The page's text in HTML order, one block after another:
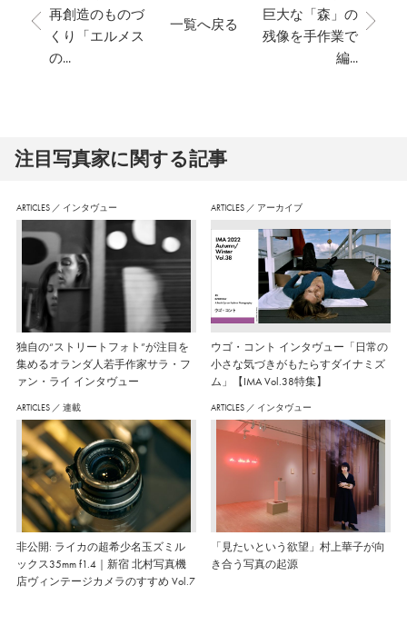
再創造のものづ
くり「エルメス
の...
巨大な「森」の
残像を手作業で
編...
一覧へ戻る
注⽬写真家に関する記事
ARTICLES ／ インタヴュー
独自の“ストリートフォト”が注目を
集めるオランダ人若手作家サラ・フ
ァン・ライ インタヴュー
ARTICLES ／ アーカイブ
ウゴ・コント インタヴュー「日常の
小さな気づきがもたらすダイナミズ
ム」【IMA Vol.38特集】
ARTICLES ／ 連載
非公開: ライカの超希少名玉ズミル
ックス35mm f1.4｜新宿 北村写真機
店ヴィンテージカメラのすすめ Vol.7
ARTICLES ／ インタヴュー
「見たいという欲望」村上華子が向
き合う写真の起源